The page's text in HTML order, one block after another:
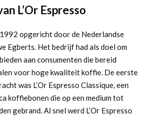
L’Or Espresso
1992 opgericht door de Nederlandse
Egberts. Het bedrijf had als doel om
aan consumenten die bereid
voor hoge kwaliteit koffie. De eerste
was L’Or Espresso Classique, een
koffiebonen die op een medium tot
gebrand. Al snel werd L’Or Espresso